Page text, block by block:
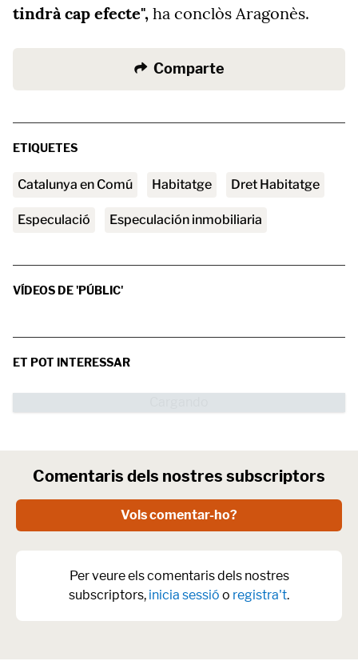
tindrà cap efecte", ha conclòs Aragonès.
Comparte
ETIQUETES
Catalunya en Comú habitatge Dret Habitatge
especulació especulación inmobiliaria
VÍDEOS DE 'PÚBLIC'
ET POT INTERESSAR
Comentaris dels nostres subscriptors
Vols comentar-ho?
Per veure els comentaris dels nostres
subscriptors, inicia sessió o registra't.